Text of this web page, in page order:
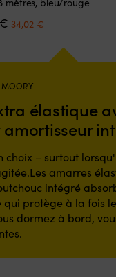
élastique
choix – surtout
amarres
intégré
qui protège à la fois
dormez à bord,
mètres, bleu/rouge
€ Le
44,98 €.
34,02 €
actuel